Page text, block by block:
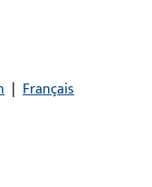
následující
0-1 | Kolík kliky |
| Français